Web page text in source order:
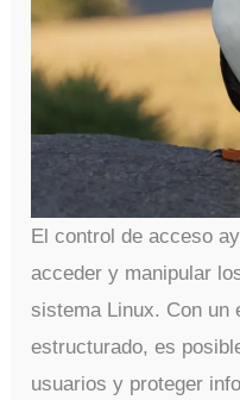
El control de acceso
acceder y manipular
sistema Linux. Con un
estructurado, es
usuarios y proteger